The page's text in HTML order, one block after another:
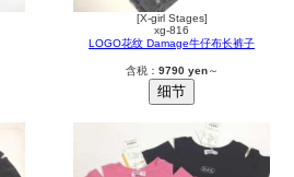
[X-girl Stages]
xg-816
LOGO花纹 Damage牛仔布长裤子
含税： 9790 yen～